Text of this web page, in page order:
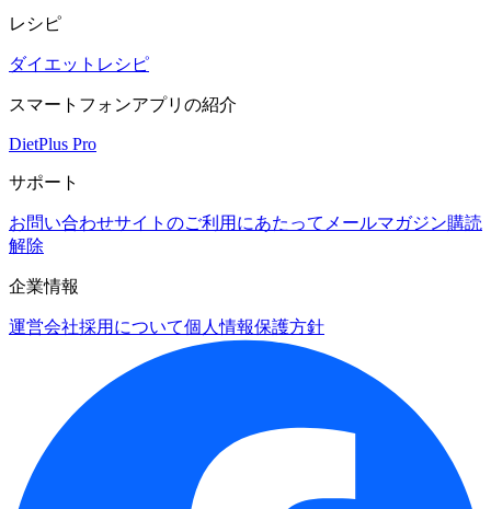
レシピ
ダイエットレシピ
スマートフォンアプリの紹介
DietPlus Pro
サポート
お問い合わせサイトのご利用にあたって メールマガジン購読
解除
企業情報
運営会社採用について個人情報保護方針